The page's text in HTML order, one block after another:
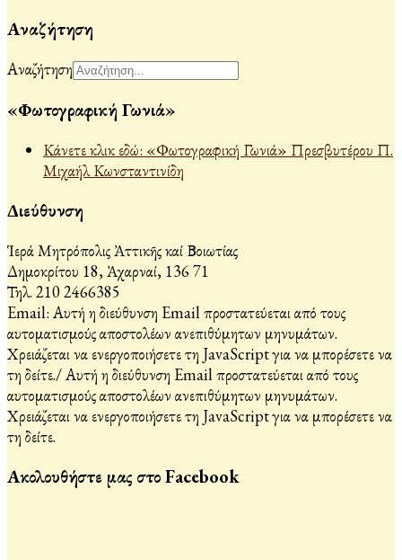
Αναζήτηση
Αναζήτηση
«Φωτογραφική Γωνιά»
Κάνετε κλικ εδώ: «Φωτογραφική Γωνιά» Πρεσβυτέρου Π.
Μιχαήλ Κωνσταντινίδη
Διεύθυνση
Ἱερά Μητρόπολις Ἀττικῆς καί Βοιωτίας
Δημοκρίτου 18, Ἀχαρναί, 136 71
Τηλ. 210 2466385
Email: Αυτή η διεύθυνση Email προστατεύεται από τους
αυτοματισμούς αποστολέων ανεπιθύμητων μηνυμάτων.
Χρειάζεται να ενεργοποιήσετε τη JavaScript για να μπορέσετε να
τη δείτε./Αυτή η διεύθυνση Email προστατεύεται από τους
αυτοματισμούς αποστολέων ανεπιθύμητων μηνυμάτων.
Χρειάζεται να ενεργοποιήσετε τη JavaScript για να μπορέσετε να
τη δείτε.
Ακολουθήστε μας στο Facebook